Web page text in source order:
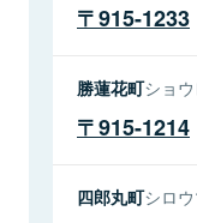
915-1233
勝蓮花町ショ
915-1214
四郎丸町シロ